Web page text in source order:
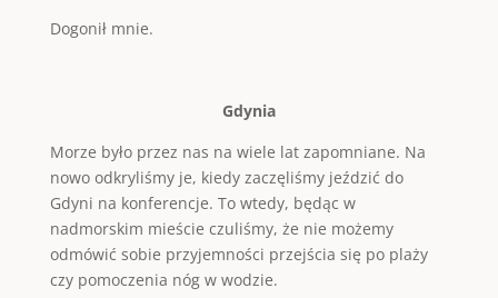
Dogonił mnie.
Gdynia
Morze było przez nas na wiele lat zapomniane. Na
nowo odkryliśmy je, kiedy zaczęliśmy jeździć do
Gdyni na konferencje. To wtedy, będąc w
nadmorskim mieście czuliśmy, że nie możemy
odmówić sobie przyjemności przejścia się po plaży
czy pomoczenia nóg w wodzie.